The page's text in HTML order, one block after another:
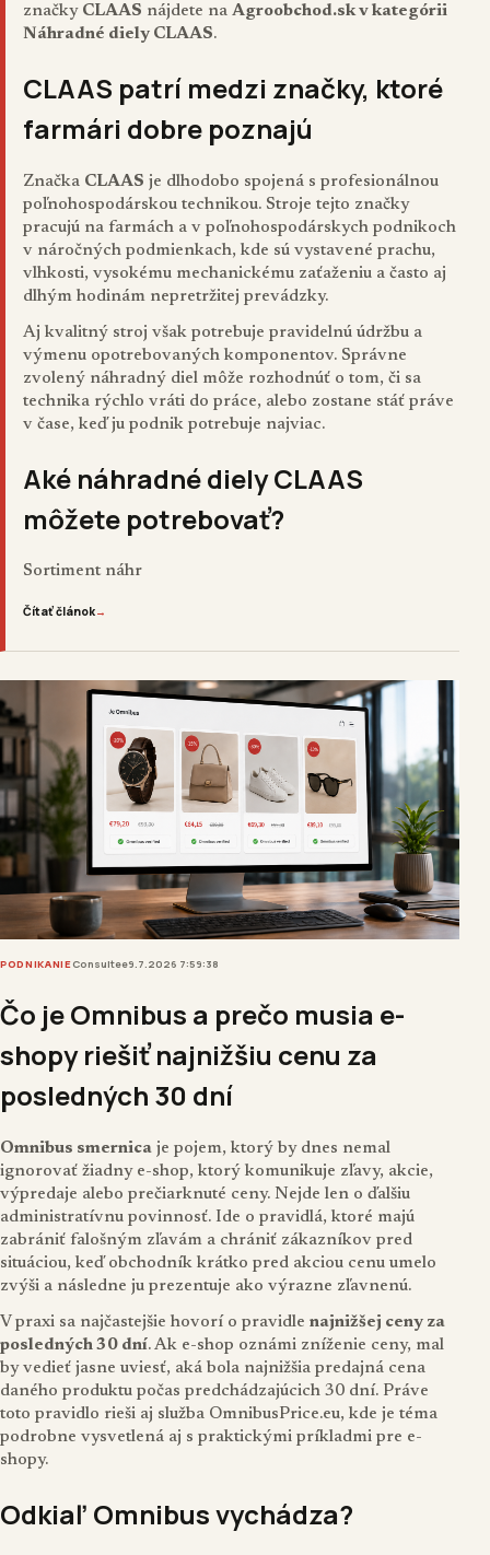
značky CLAAS nájdete na Agroobchod.sk v kategórii
Náhradné diely CLAAS.
CLAAS patrí medzi značky, ktoré
farmári dobre poznajú
Značka CLAAS je dlhodobo spojená s profesionálnou
poľnohospodárskou technikou. Stroje tejto značky
pracujú na farmách a v poľnohospodárskych podnikoch
v náročných podmienkach, kde sú vystavené prachu,
vlhkosti, vysokému mechanickému zaťaženiu a často aj
dlhým hodinám nepretržitej prevádzky.
Aj kvalitný stroj však potrebuje pravidelnú údržbu a
výmenu opotrebovaných komponentov. Správne
zvolený náhradný diel môže rozhodnúť o tom, či sa
technika rýchlo vráti do práce, alebo zostane stáť práve
v čase, keď ju podnik potrebuje najviac.
Aké náhradné diely CLAAS
môžete potrebovať?
Sortiment náhr
Čítať článok→
PODNIKANIEConsultee9.7.2026 7:59:38
Čo je Omnibus a prečo musia e-
shopy riešiť najnižšiu cenu za
posledných 30 dní
Omnibus smernica je pojem, ktorý by dnes nemal
ignorovať žiadny e-shop, ktorý komunikuje zľavy, akcie,
výpredaje alebo prečiarknuté ceny. Nejde len o ďalšiu
administratívnu povinnosť. Ide o pravidlá, ktoré majú
zabrániť falošným zľavám a chrániť zákazníkov pred
situáciou, keď obchodník krátko pred akciou cenu umelo
zvýši a následne ju prezentuje ako výrazne zľavnenú.
V praxi sa najčastejšie hovorí o pravidle najnižšej ceny za
posledných 30 dní. Ak e-shop oznámi zníženie ceny, mal
by vedieť jasne uviesť, aká bola najnižšia predajná cena
daného produktu počas predchádzajúcich 30 dní. Práve
toto pravidlo rieši aj služba OmnibusPrice.eu, kde je téma
podrobne vysvetlená aj s praktickými príkladmi pre e-
shopy.
Odkiaľ Omnibus vychádza?